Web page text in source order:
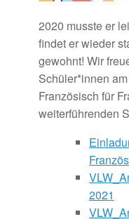
2020 musste er
findet er wieder
gewohnt! Wir
Schüler*innen
Französisch für
weiterführenden
2021